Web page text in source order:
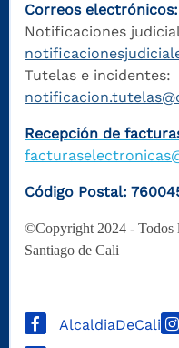
Correos electrónicos:
Notificaciones
Tutelas e incidentes:
Recepción de
Código Postal:
©Copyright 2024 - Todos
Santiago de Cali
AlcaldiaDeCali